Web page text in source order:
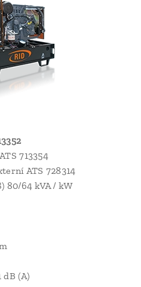
713354
ATS 728314
80/64 kVA / kW
(A)